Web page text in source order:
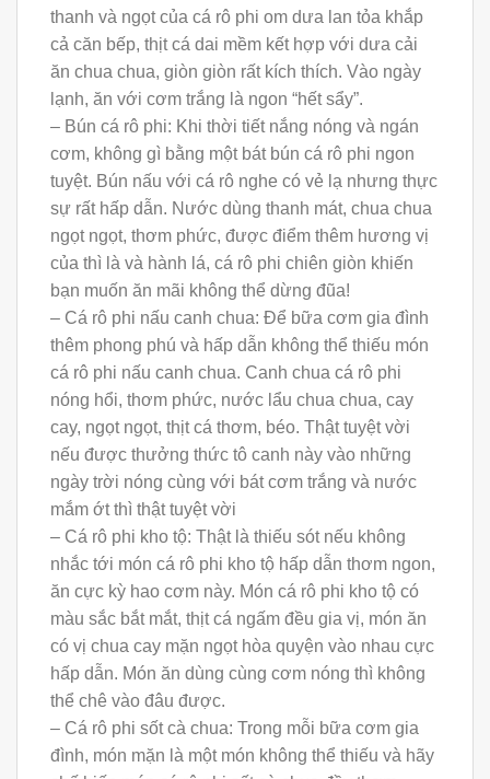
thanh và ngọt của cá rô phi om dưa lan tỏa khắp
cả căn bếp, thịt cá dai mềm kết hợp với dưa cải
ăn chua chua, giòn giòn rất kích thích. Vào ngày
lạnh, ăn với cơm trắng là ngon “hết sẩy”.
– Bún cá rô phi: Khi thời tiết nắng nóng và ngán
cơm, không gì bằng một bát bún cá rô phi ngon
tuyệt. Bún nấu với cá rô nghe có vẻ lạ nhưng thực
sự rất hấp dẫn. Nước dùng thanh mát, chua chua
ngọt ngọt, thơm phức, được điểm thêm hương vị
của thì là và hành lá, cá rô phi chiên giòn khiến
bạn muốn ăn mãi không thể dừng đũa!
– Cá rô phi nấu canh chua: Để bữa cơm gia đình
thêm phong phú và hấp dẫn không thể thiếu món
cá rô phi nấu canh chua. Canh chua cá rô phi
nóng hổi, thơm phức, nước lẩu chua chua, cay
cay, ngọt ngọt, thịt cá thơm, béo. Thật tuyệt vời
nếu được thưởng thức tô canh này vào những
ngày trời nóng cùng với bát cơm trắng và nước
mắm ớt thì thật tuyệt vời
– Cá rô phi kho tộ: Thật là thiếu sót nếu không
nhắc tới món cá rô phi kho tộ hấp dẫn thơm ngon,
ăn cực kỳ hao cơm này. Món cá rô phi kho tộ có
màu sắc bắt mắt, thịt cá ngấm đều gia vị, món ăn
có vị chua cay mặn ngọt hòa quyện vào nhau cực
hấp dẫn. Món ăn dùng cùng cơm nóng thì không
thể chê vào đâu được.
– Cá rô phi sốt cà chua: Trong mỗi bữa cơm gia
đình, món mặn là một món không thể thiếu và hãy